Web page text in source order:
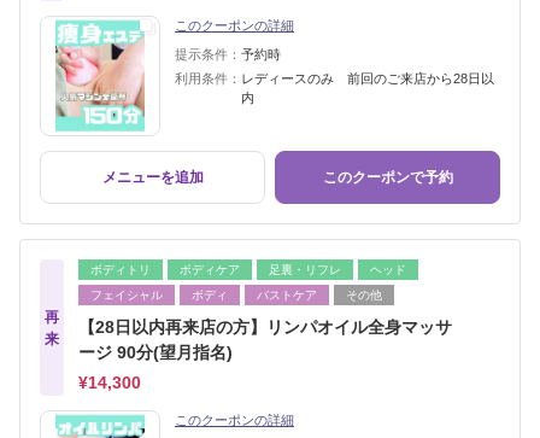
このクーポンの詳細
提示条件： 予約時
利用条件： レディースのみ 前回のご来店から28日以
内
メニューを追加 このクーポンで予約
再
来
ボディトリ ボディケア 足裏・リフレ
ヘッド
フェイシャル
ボディ バストケア その他
【28日以内再来店の方】リンパオイル全身マッサ
ージ 90分(望月指名)
¥14,300
このクーポンの詳細